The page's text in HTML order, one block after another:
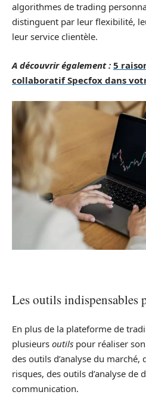
algorithmes de trading
distinguent par leur flexibilité,
leur service clientèle.
A découvrir également : 5
collaboratif Specfox dans
Les outils indispensables
En plus de la plateforme de
plusieurs outils pour réaliser
des outils d’analyse du marché,
risques, des outils d’analyse de
communication.